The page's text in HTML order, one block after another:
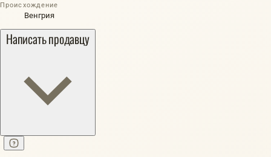
Происхождение
Венгрия
Написать продавцу